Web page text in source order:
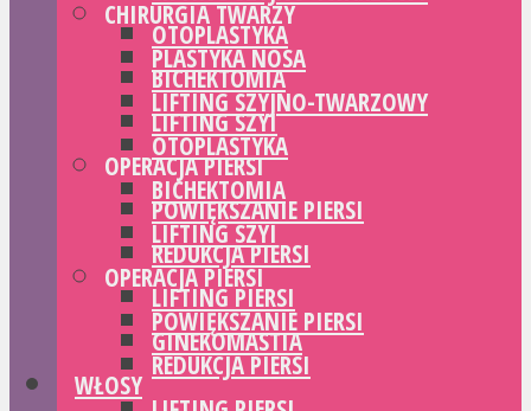
OTOPLASTYKA
BICHEKTOMIA
LIFTING SZYI
OPERACJA PIERSI
POWIĘKSZANIE PIERSI
REDUKCJA PIERSI
LIFTING PIERSI
GINEKOMASTIA
WŁOSY
CHIRURGIA TWARZY
PLASTYKA NOSA
LIFTING SZYJNO-TWARZOWY
OTOPLASTYKA
BICHEKTOMIA
LIFTING SZYI
OPERACJA PIERSI
POWIĘKSZANIE PIERSI
REDUKCJA PIERSI